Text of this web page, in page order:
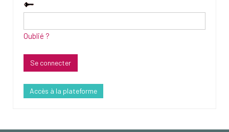
Oublié ?
Accès à la plateforme